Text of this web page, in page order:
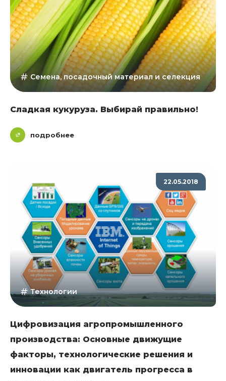
Семена, посадочный материал и селекция
Сладкая кукуруза. Выбирай правильно!
подробнее
22.05.2018
Технологии
Цифровизация агропромышленного
производства: Основные движущие
факторы, технологические решения и
инновации как двигатель прогресса в